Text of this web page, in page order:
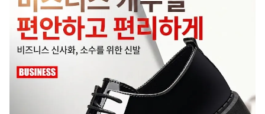
주문후 예상 배송기간 상품 상세설명 참조